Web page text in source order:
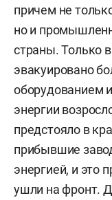
причем не
но и
страны. Только
эвакуировано
оборудованием
энергии
предстояло в
прибывшие
энергией, и это
ушли на фронт.